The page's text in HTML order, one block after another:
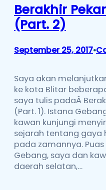
Berakhir
(Part. 2)
September 25, 2017•
Saya akan
ke kota Blitar
saya tulis padaÂ
(Part. 1). Istana
kawan kunjungi
sejarah tentang gaya
pada zamannya.
Gebang, saya dan
daerah selatan,…